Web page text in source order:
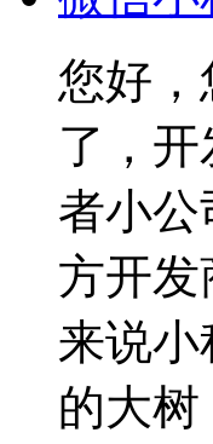
您好，
了，
者小
方开发
来说
的大